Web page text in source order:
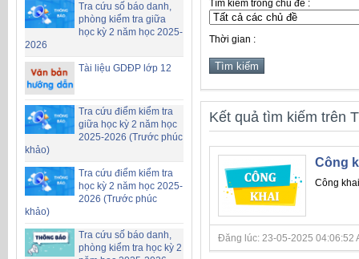
Tra cứu số báo danh,
phòng kiểm tra giữa
học kỳ 2 năm học 2025-
2026
Tài liệu GDĐP lớp 12
Tra cứu điểm kiểm tra
giữa học kỳ 2 năm học
2025-2026 (Trước phúc
khảo)
Tra cứu điểm kiểm tra
học kỳ 2 năm học 2025-
2026 (Trước phúc
khảo)
Tra cứu số báo danh,
phòng kiểm tra học kỳ 2
Tìm kiếm trong chủ đề :
Thời gian :
Kết quả tìm kiếm trên
Công
Công
Đăng lúc: 23-05-2025 04:06:52